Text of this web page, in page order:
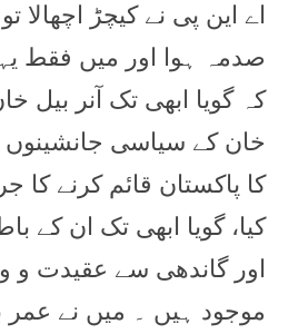
اے این پی نے کیچڑ اچھالا
صدمہ ہوا اور میں فقط
کہ گویا ابھی تک آنر بیل
خان کے سیاسی جانشینوں
کا پاکستان قائم کرنے کا
کیا، گویا ابھی تک ان کے
اور گاندھی سے عقیدت و
موجود ہیں ۔ میں نے عمر